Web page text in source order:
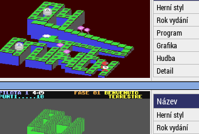
Herní styl
Rok vydání
Program
Grafika
Hudba
Detail
Název
Herní styl
Rok vydání